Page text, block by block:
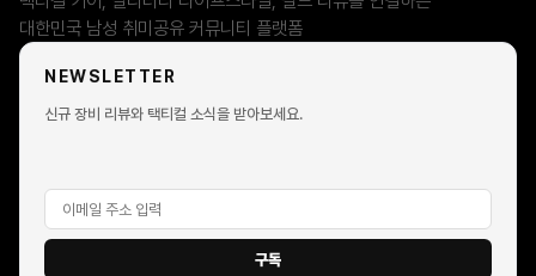
대한민국 남성 취미공유 커뮤니티 플랫폼
NEWSLETTER
신규 장비 리뷰와 택티컬 소식을 받아보세요.
구독